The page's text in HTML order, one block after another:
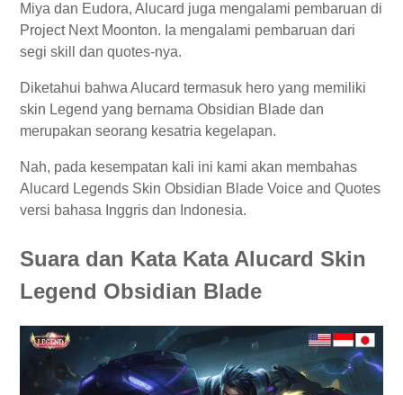
Miya dan Eudora, Alucard juga mengalami pembaruan di
Project Next Moonton. Ia mengalami pembaruan dari
segi skill dan quotes-nya.
Diketahui bahwa Alucard termasuk hero yang memiliki
skin Legend yang bernama Obsidian Blade dan
merupakan seorang kesatria kegelapan.
Nah, pada kesempatan kali ini kami akan membahas
Alucard Legends Skin Obsidian Blade Voice and Quotes
versi bahasa Inggris dan Indonesia.
Suara dan Kata Kata Alucard Skin
Legend Obsidian Blade